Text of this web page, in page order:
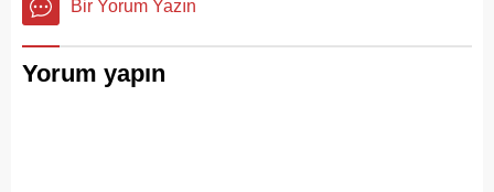
Bir Yorum Yazın
Yorum yapın